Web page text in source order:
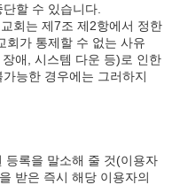
할 수 있습니다.
회는 제7조 제2항에서 정한
회가 통제할 수 없는 사유
애, 시스템 다운 등)로 인한
능한 경우에는 그러하지
등록을 말소해 줄 것(이용자
받은 즉시 해당 이용자의